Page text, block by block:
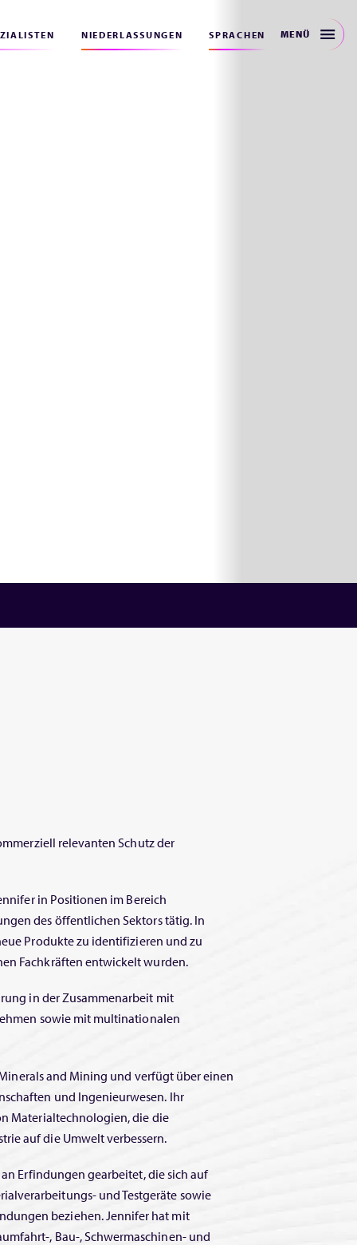
NIEDERLASSUNGEN SPRACHEN MENÜ
relevanten Schutz der
in Positionen im Bereich
des öffentlichen Sektors tätig. In
Produkte zu identifizieren und zu
Fachkräften entwickelt wurden.
in der Zusammenarbeit mit
sowie mit multinationalen
and Mining und verfügt über einen
und Ingenieurwesen. Ihr
Materialtechnologien, die die
auf die Umwelt verbessern.
Erfindungen gearbeitet, die sich auf
und Testgeräte sowie
beziehen. Jennifer hat mit
, Bau-, Schwermaschinen- und